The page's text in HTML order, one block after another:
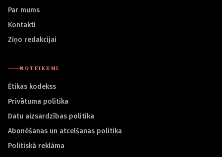
Par mums
Kontakti
Ziņo redakcijai
NOTEIKUMI
Ētikas kodekss
Privātuma politika
Datu aizsardzības politika
Abonēšanas un atcelšanas politika
Politiskā reklāma